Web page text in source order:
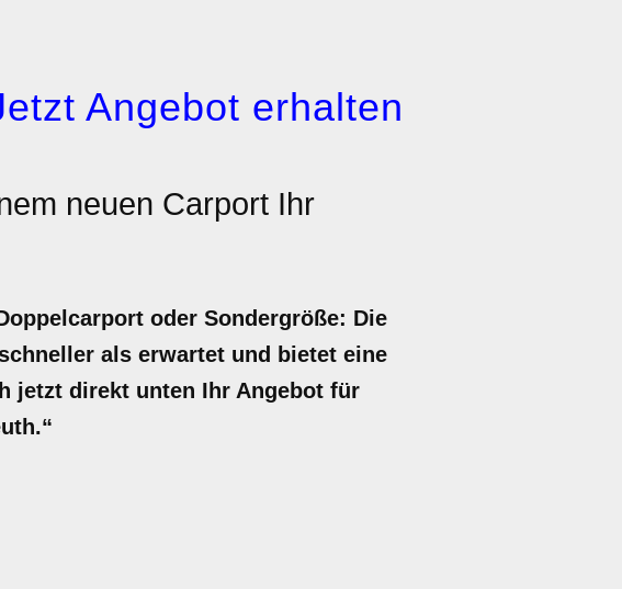
Angebot erhalten
neuen Carport Ihr
oder Sondergröße: Die
als erwartet und bietet eine
jetzt direkt unten Ihr Angebot für